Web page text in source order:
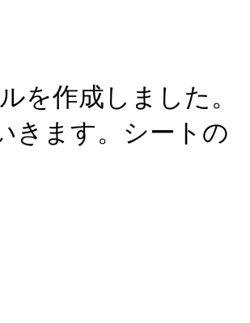
を作成しました。
きます。シートの